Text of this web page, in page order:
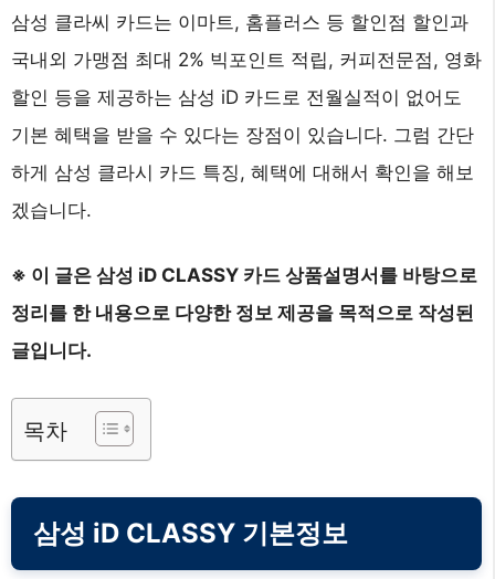
삼성 클라씨 카드는 이마트, 홈플러스 등 할인점 할인과
국내외 가맹점 최대 2% 빅포인트 적립, 커피전문점, 영화
할인 등을 제공하는 삼성 iD 카드로 전월실적이 없어도
기본 혜택을 받을 수 있다는 장점이 있습니다. 그럼 간단
하게 삼성 클라시 카드 특징, 혜택에 대해서 확인을 해보
겠습니다.
※ 이 글은 삼성 iD CLASSY 카드 상품설명서를 바탕으로
정리를 한 내용으로 다양한 정보 제공을 목적으로 작성된
글입니다.
목차
삼성 iD CLASSY 기본정보